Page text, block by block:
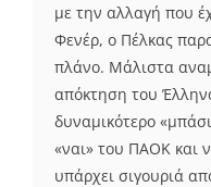
με την αλλαγή που
Φενέρ, ο Πέλκας
πλάνο. Μάλιστα
απόκτηση του
δυναμικότερο
«ναι» του ΠΑΟΚ και
υπάρχει σιγουριά